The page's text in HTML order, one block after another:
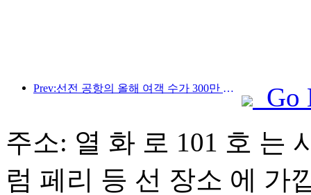
Prev:선전 공항의 올해 여객 수가 300만 명을 돌파하며 같은 기간 기준 신기록을 세웠습니다.
Go
주소: 열 화 로 101 호 는
럼 페리 등 선 장소 에 가